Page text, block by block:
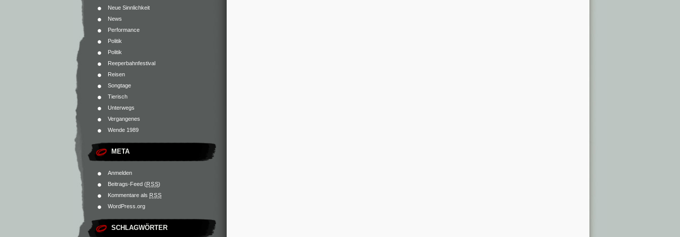
Neue Sinnlichkeit
News
Performance
Politik
Politik
Reeperbahnfestival
Reisen
Songtage
Tierisch
Unterwegs
Vergangenes
Wende 1989
META
Anmelden
Beitrags-Feed (RSS)
Kommentare als RSS
WordPress.org
SCHLAGWÖRTER